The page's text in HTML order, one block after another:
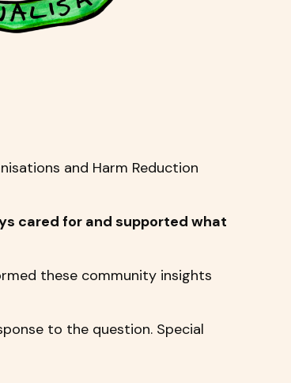
and Harm Reduction
cared for and supported what
these community insights
to the question. Special